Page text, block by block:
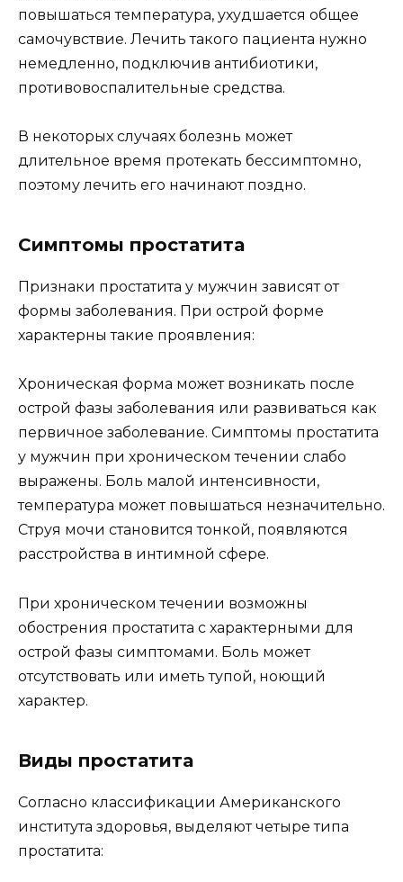
повышаться температура, ухудшается общее
самочувствие. Лечить такого пациента нужно
немедленно, подключив антибиотики,
противовоспалительные средства.
В некоторых случаях болезнь может
длительное время протекать бессимптомно,
поэтому лечить его начинают поздно.
Симптомы простатита
Признаки простатита у мужчин зависят от
формы заболевания. При острой форме
характерны такие проявления:
Хроническая форма может возникать после
острой фазы заболевания или развиваться как
первичное заболевание. Симптомы простатита
у мужчин при хроническом течении слабо
выражены. Боль малой интенсивности,
температура может повышаться незначительно.
Струя мочи становится тонкой, появляются
расстройства в интимной сфере.
При хроническом течении возможны
обострения простатита с характерными для
острой фазы симптомами. Боль может
отсутствовать или иметь тупой, ноющий
характер.
Виды простатита
Согласно классификации Американского
института здоровья, выделяют четыре типа
простатита: